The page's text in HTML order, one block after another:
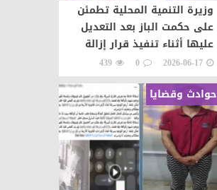
وزيرة التنمية المحلية تطمئن
على حكمت الباز بعد التعديل
عليها أثناء تنفيذ قرار إزالة
2026-06-17
0
439
حوادث وقضايا